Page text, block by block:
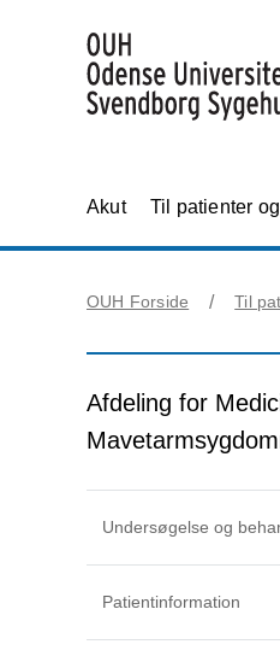
Akut Til patienter
OUH Forside Til
Afdeling for
Undersøgelse og
Patientinformation